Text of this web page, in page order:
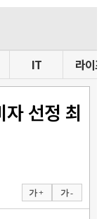
IT 라이프
자 선정 최
가 + 가 -